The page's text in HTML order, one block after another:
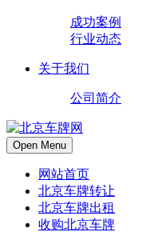
成功案例
行业动态
关于我们
公司简介
Open Menu
网站首页
北京车牌转让
北京车牌出租
收购北京车牌